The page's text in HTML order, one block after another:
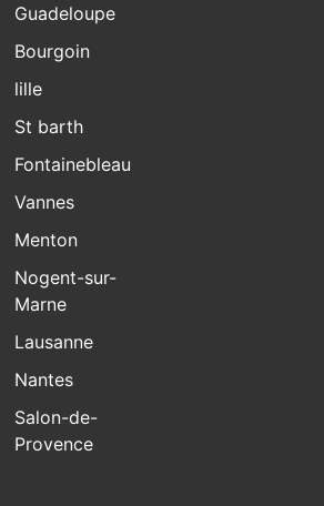
Guadeloupe
Bourgoin
lille
St barth
Fontainebleau
Vannes
Menton
Nogent-sur-
Marne
Lausanne
Nantes
Salon-de-
Provence